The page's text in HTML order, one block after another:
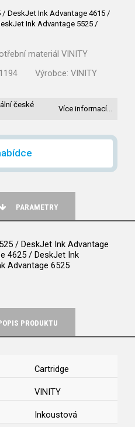
DeskJet Ink Advantage 4615 /
Ink Advantage 5525 /
materiál VINITY
Výrobce: VINITY
české
Více informací…
PARAMETRY
/ DeskJet Ink Advantage
4625 / DeskJet Ink
Advantage 6525
PRODUKTU
Cartridge
VINITY
Inkoustová